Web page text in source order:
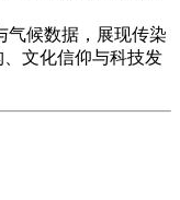
气候数据，展现传染
文化信仰与科技发